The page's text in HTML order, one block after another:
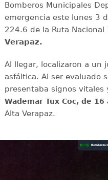
Bomberos Municipales
emergencia este lunes 3
224.6 de la Ruta Nacional
Verapaz.
Al llegar, localizaron a un
asfáltica. Al ser evaluado
presentaba signos
Wademar Tux Coc, de 16
Alta Verapaz.